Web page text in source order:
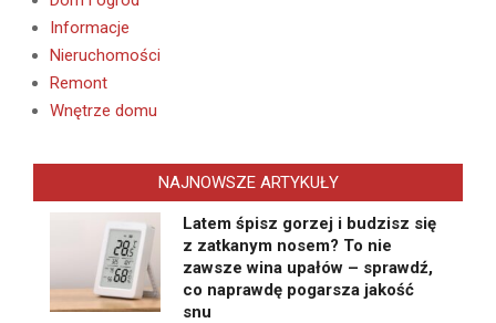
Informacje
Nieruchomości
Remont
Wnętrze domu
NAJNOWSZE ARTYKUŁY
Latem śpisz gorzej i budzisz się
z zatkanym nosem? To nie
zawsze wina upałów – sprawdź,
co naprawdę pogarsza jakość
snu